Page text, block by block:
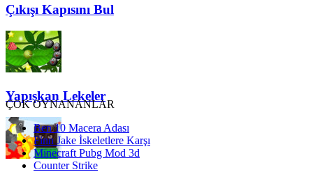
Çıkışı Kapısını Bul
Yapışkan Lekeler
ÇOK OYNANANLAR
Ben 10 Macera Adası
Finn Jake İskeletlere Karşı
Minecraft Pubg Mod 3d
Counter Strike